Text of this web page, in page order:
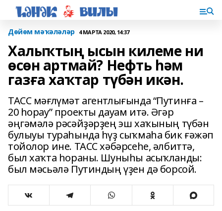
Дөйөм мәҡәләләр 4 МАРТА 2020, 14:37
Халыҡтың ысын килеме ни
өсөн артмай? Нефть һәм
газға хаҡтар түбән икән.
ТАСС мәғлүмәт агентлығында “Путинға –
20 һорау” проекты дауам итә. Әгәр
әңгәмәлә рәсәйҙәрҙең эш хаҡының түбән
булыуы тураһында һүҙ сыҡмаһа бик ғәжәп
тойолор ине. ТАСС хәбәрсеһе, әлбиттә,
был хаҡта һораны. Шуныһы асыҡланды:
был мәсьәлә Путиндың үҙен дә борсой.